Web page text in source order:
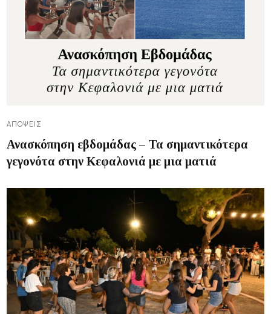
ΑΠΌΨΕΙΣ
Ανασκόπηση εβδομάδας – Τα σημαντικότερα
γεγονότα στην Κεφαλονιά με μια ματιά